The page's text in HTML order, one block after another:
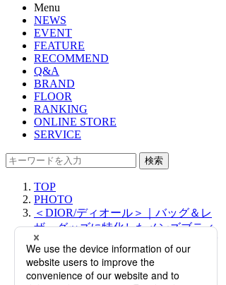
Menu
NEWS
EVENT
FEATURE
RECOMMEND
Q&A
BRAND
FLOOR
RANKING
ONLINE STORE
SERVICE
検索
TOP
PHOTO
＜DIOR/ディオール＞｜バッグ＆レ
ザーグッズに特化したメンズブティ
ックがオープン！「ディオール オブ
リーク」の伊勢丹新宿店限定アイテ
ムが登場